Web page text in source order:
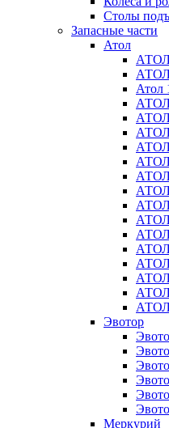
Столы
Запасные части
Атол
Атол
АТОЛ
АТОЛ
АТОЛ
Эвотор
Меркурий